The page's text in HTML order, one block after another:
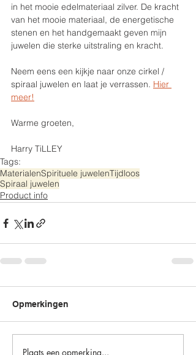
in het mooie edelmateriaal zilver. De kracht
van het mooie materiaal, de energetische
stenen en het handgemaakt geven mijn
juwelen die sterke uitstraling en kracht.
Neem eens een kijkje naar onze cirkel /
spiraal juwelen en laat je verrassen. Hier
meer!
Warme groeten,
Harry TiLLEY
Tags:
MaterialenSpirituele juwelenTijdloos
Spiraal juwelen
Product info
Opmerkingen
Plaats een opmerking...